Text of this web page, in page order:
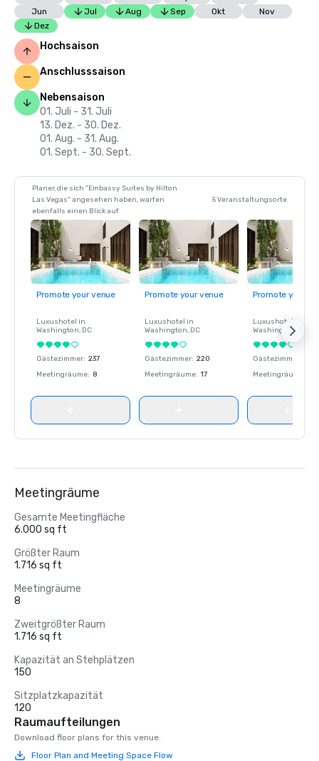
Jun
Jul Aug Sep Okt
Nov
Dez
Hochsaison
Anschlusssaison
Nebensaison
01. Juli - 31. Juli
13. Dez. - 30. Dez.
01. Aug. - 31. Aug.
01. Sept. - 30. Sept.
Planer, die sich "Embassy Suites by Hilton
Las Vegas" angesehen haben, warfen
ebenfalls einen Blick auf
5 Veranstaltungsorte
Promote your venue
Luxushotel in
Washington, DC
Gästezimmer: 237
Meetingräume: 8
Promote your venue
Luxushotel in
Washington, DC
Gästezimmer: 220
Meetingräume: 17
Promote your
Luxushotel in
Washington
Gästezimmer
Meetingräume
Meetingräume
Gesamte Meetingfläche
6.000 sq ft
Größter Raum
1.716 sq ft
Meetingräume
8
Zweitgrößter Raum
1.716 sq ft
Kapazität an Stehplätzen
150
Sitzplatzkapazität
120
Raumaufteilungen
Download floor plans for this venue.
Floor Plan and Meeting Space Flow